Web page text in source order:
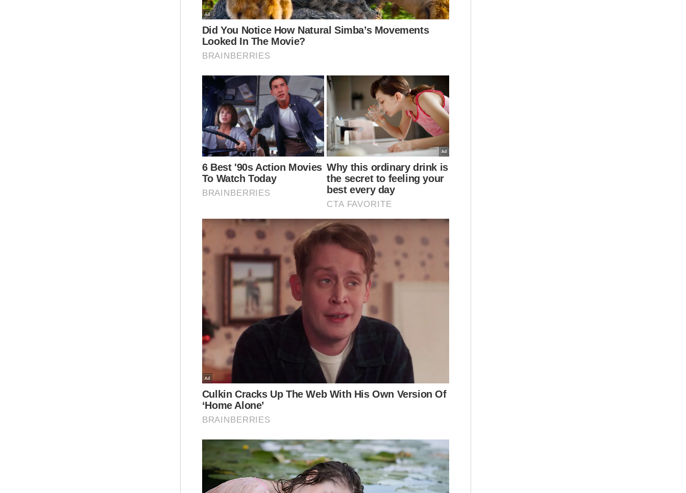
Pada majlis sama, McDonald’s Malaysia turut
menyerahkan pembayaran zakat perniagaan bagi
tahun 2024 berjumlah RM100,000 kepada Majlis
golongan asnaf di negeri itu.
Terima manfaat
Azmir berkata, McDonald’s Malaysia dan badan
kebajikan pilihannya, Persatuan Kebajikan Ronald
McDonald Malaysia (RMHC Malaysia), turut
menyumbang 1,300 Pek Kembali Ke Sekolah
kepada murid-murid sekolah rendah daripada
keluarga kurang berkemampuan di negeri Sabah.
Inflasi Malaysia catat 1.9 peratus pada Oktober - DOSM
Hari Kebangsaan, Hari Sabah titik penyatuan rakyat
Malaysia - Hajiji
Malaysia tegas pertahan kedaulatan Sabah,
kepentingan negara
“Sejak tahun 2017, lebih 6,000 kanak-kanak di negeri
Sabah telah menerima manfaat daripada Program
Pek Kembali Ke Sekolah itu.
“Inisiatif ini bertujuan meringankan beban